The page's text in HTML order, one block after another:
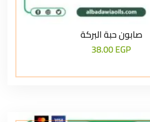
صابون حبة البركة
38.00EGP